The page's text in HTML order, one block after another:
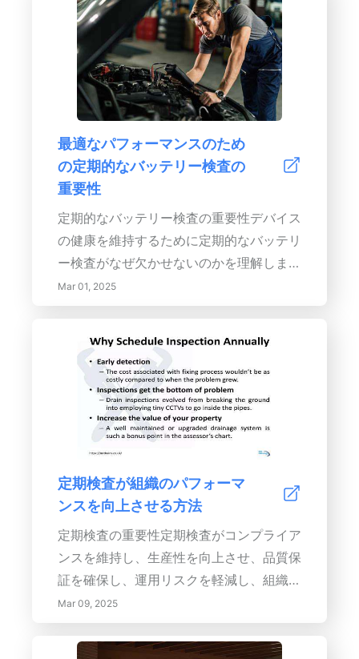
</li> <li><strong>ペダルフィールの向
上：</strong> より堅く、より応答性の
高いブレーキペダルを提供します。</li>
</ul> <h2>詳細はこちら：</h2> <p>耐
高温ブレーキフルードの組成、利点、長期
的なコスト削減について理解するために、
読み進めてください。過酷な運転シナリオ
で安全性と制御を向上させる方法について
の洞察を得ましょう。</p>
能を向上させるための効果的なメンテナン
ステクニックについて学びましょう。雨、
雪、デブリに自信を持って対処できる、困
難な条件に設計された高評価の製品を発見
してください。適切なワイパーのメンテナ
ンスと選択がドライブ体験を大幅に改善で
きることを理解することで、道路での安全
を確保しましょう。
最適なパフォーマンスのため
の定期的なバッテリー検査の
重要性
定期的なバッテリー検査の重要性デバイス
の健康を維持するために定期的なバッテリ
ー検査がなぜ欠かせないのかを理解しまし
ょう。この記事では、バッテリーのパフォ
ーマンスがデバイスの効率と安全性に与え
漏れや腐食といった潜在的な問題を特定す
るのに役立ち、最適な機能を確保しながら
安全リスクを最小限に抑えます。能動的な
バッテリー管理がどのように大幅なコスト
削減につながるのか、省エネを向上させ、
ょう。さまざまなバッテリータイプに合わ
せた検査の手順についてのステップバイス
テップのガイドを通じて、このリソースは
ユーザーがデバイスを効果的に維持できる
ようにします。より安全で効率的な明日を
迎えるために、今日バッテリーの健康に投
資しましょう！
Mar 01, 2025
定期検査が組織のパフォーマ
ンスを向上させる方法
定期検査の重要性定期検査がコンプライア
ンスを維持し、生産性を向上させ、品質保
証を確保し、運用リスクを軽減し、組織内
に責任を育む上でどれほど重要であるかを
知ってください。この包括的なガイドで
は、定期検査がもたらすさまざまな利点、
Mar 09, 2025